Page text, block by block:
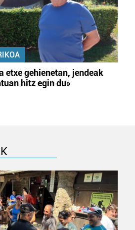
etxe gehienetan, jendeak
hitz egin du»